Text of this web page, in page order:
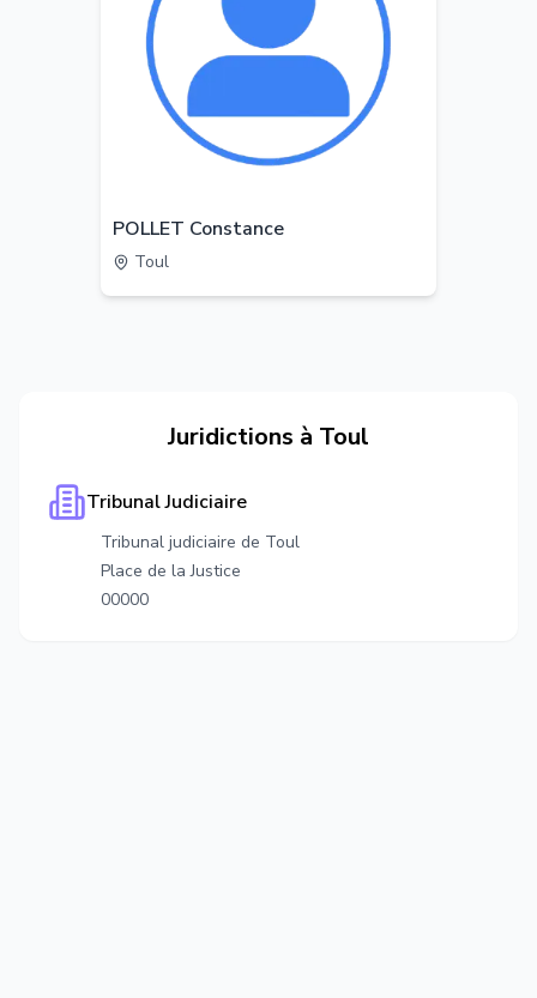
POLLET Constance
Toul
Juridictions à Toul
Tribunal Judiciaire
Tribunal judiciaire de Toul
Place de la Justice
00000